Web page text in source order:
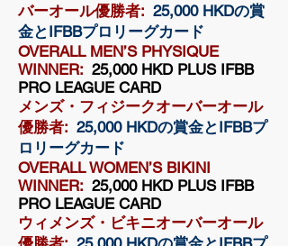
バーオール優勝者: 25,000 HKDの賞
金とIFBBプロリーグカード
OVERALL MEN’S PHYSIQUE
WINNER: 25,000 HKD PLUS IFBB
PRO LEAGUE CARD
メンズ・フィジークオーバーオール
優勝者: 25,000 HKDの賞金とIFBBプ
ロリーグカード
OVERALL WOMEN’S BIKINI
WINNER: 25,000 HKD PLUS IFBB
PRO LEAGUE CARD
ウィメンズ・ビキニオーバーオール